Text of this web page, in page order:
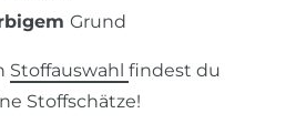
Grund
Stoffauswahl findest du
Stoffschätze!